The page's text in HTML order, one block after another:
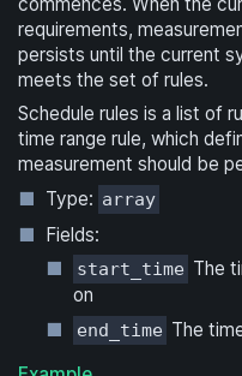
requirements,
persists until the current
meets the set of rules.
Schedule rules is a list of
time range rule, which
measurement should be
Type: array
Fields:
start_time The
on
end_time The